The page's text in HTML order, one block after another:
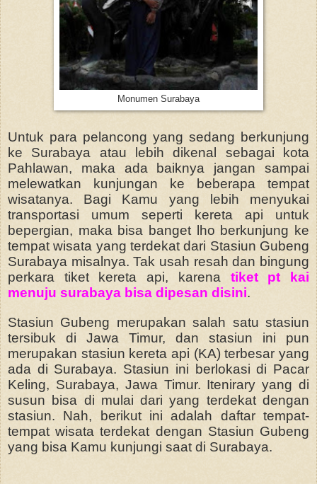
Monumen Surabaya
Untuk para pelancong yang sedang berkunjung
ke Surabaya atau lebih dikenal sebagai kota
Pahlawan, maka ada baiknya jangan sampai
melewatkan kunjungan ke beberapa tempat
wisatanya. Bagi Kamu yang lebih menyukai
transportasi umum seperti kereta api untuk
bepergian, maka bisa banget lho berkunjung ke
tempat wisata yang terdekat dari Stasiun Gubeng
Surabaya misalnya. Tak usah resah dan bingung
perkara tiket kereta api, karena tiket pt kai
menuju surabaya bisa dipesan disini.
Stasiun Gubeng merupakan salah satu stasiun
tersibuk di Jawa Timur, dan stasiun ini pun
merupakan stasiun kereta api (KA) terbesar yang
ada di Surabaya. Stasiun ini berlokasi di Pacar
Keling, Surabaya, Jawa Timur. Itenirary yang di
susun bisa di mulai dari yang terdekat dengan
stasiun. Nah, berikut ini adalah daftar tempat-
tempat wisata terdekat dengan Stasiun Gubeng
yang bisa Kamu kunjungi saat di Surabaya.